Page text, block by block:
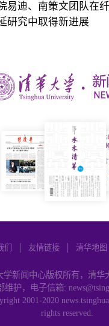
易迪、南策文团队在
研究中取得新进展
们 友情链接 清华地图
学新闻中心版权所有，清华
维护，电子信箱:
2001-2020
rights reserved.